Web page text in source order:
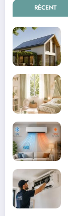
RÉCENT